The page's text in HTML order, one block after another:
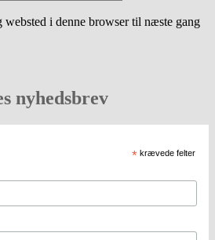
i denne browser til næste gang
nyhedsbrev
* krævede felter